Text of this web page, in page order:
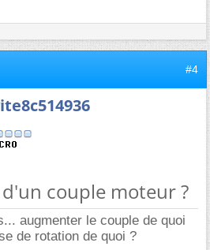
#4
couple moteur ?
augmenter le couple de quoi
de rotation de quoi ?